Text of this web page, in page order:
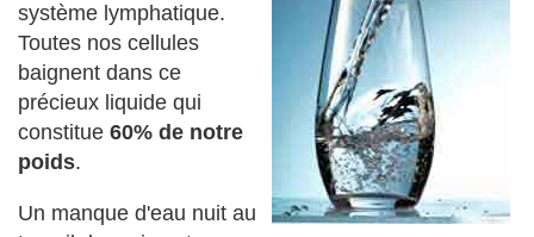
système lymphatique.
Toutes nos cellules
baignent dans ce
précieux liquide qui
constitue 60% de notre
poids.
Un manque d'eau nuit au